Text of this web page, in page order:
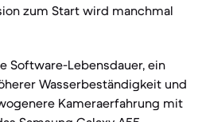
zum Start wird manchmal
Software-Lebensdauer, ein
Wasserbeständigkeit und
Kameraerfahrung mit